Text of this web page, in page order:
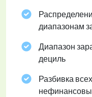
диапазонам
Диапазон
дециль
Разбивка